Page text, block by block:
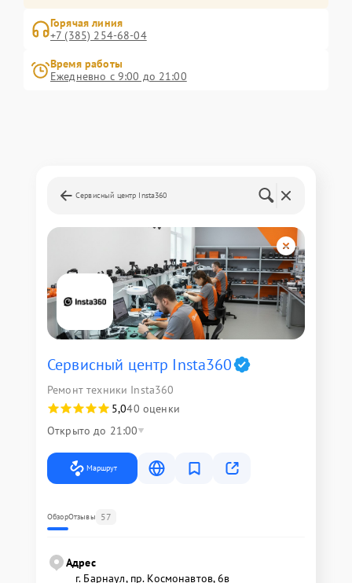
Горячая линия
+7 (385) 254-68-04
Время работы
Ежедневно с 9:00 до 21:00
Сервисный центр Insta360
Сервисный центр Insta360
Ремонт техники Insta360
5,040 оценки
Открыто до 21:00
Маршрут
ОбзорОтзывы 57
Адрес
г. Барнаул, ​пр. Космонавтов, 6в